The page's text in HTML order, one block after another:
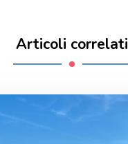
Articoli correlati